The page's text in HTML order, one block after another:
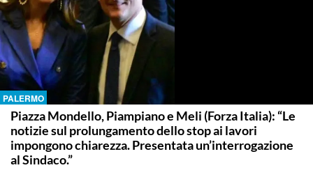
PALERMO
Piazza Mondello, Piampiano e Meli (Forza Italia): “Le
notizie sul prolungamento dello stop ai lavori
impongono chiarezza. Presentata un’interrogazione
al Sindaco.”